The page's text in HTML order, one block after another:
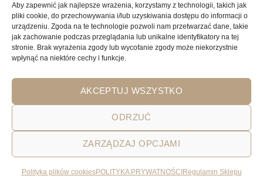
Aby zapewnić jak najlepsze wrażenia, korzystamy z technologii, takich jak
pliki cookie, do przechowywania i/lub uzyskiwania dostępu do informacji o
urządzeniu. Zgoda na te technologie pozwoli nam przetwarzać dane, takie
jak zachowanie podczas przeglądania lub unikalne identyfikatory na tej
stronie. Brak wyrażenia zgody lub wycofanie zgody może niekorzystnie
wpłynąć na niektóre cechy i funkcje.
AKCEPTUJ WSZYSTKO
ODRZUĆ
ZARZĄDZAJ OPCJAMI
Polityka plików cookiesPOLITYKA PRYWATNOŚCIRegulamin Sklepu
MINI OGRODY
MINI OGRÓD DLA DZIECI
POLITYKA PRYWATNOŚCI
REGULAMIN SKLEPU ON-LINE
DOSTAWA
Wszystkie prawa zastrzeżone 2026 © Garden&You